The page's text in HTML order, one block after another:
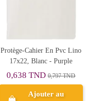
Protège-Cahier En Pvc Lino
17x22, Blanc - Purple
0,638 TND0,797 TND
Ajouter au